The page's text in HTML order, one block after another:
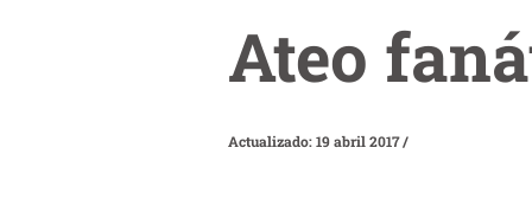
Ateo
Actualizado: 19 abril 2017/